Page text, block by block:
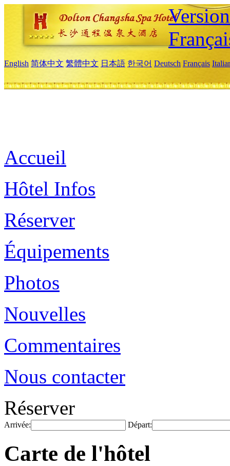
English 简体中文 繁體中文 日本語 한국어 Deutsch Français
Accueil
Hôtel Infos
Réserver
Équipements
Photos
Nouvelles
Commentaires
Nous contacter
Réserver
Arrivée: Départ:
Carte de l'hôtel